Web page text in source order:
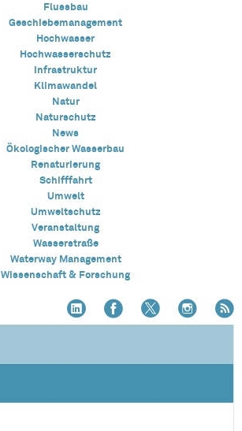
Flussbau
Geschiebemanagement
Hochwasser
Hochwasserschutz
Infrastruktur
Klimawandel
Natur
Naturschutz
News
Ökologischer Wasserbau
Renaturierung
Schifffahrt
Umwelt
Umweltschutz
Veranstaltung
Wasserstraße
Waterway Management
Wissenschaft & Forschung